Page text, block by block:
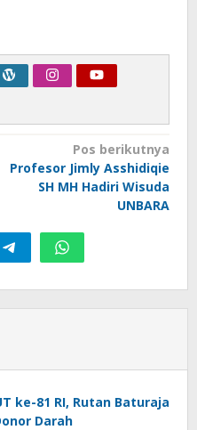
Pos berikutnya
Profesor Jimly Asshidiqie
SH MH Hadiri Wisuda
UNBARA
ke-81 RI, Rutan Baturaja
Darah